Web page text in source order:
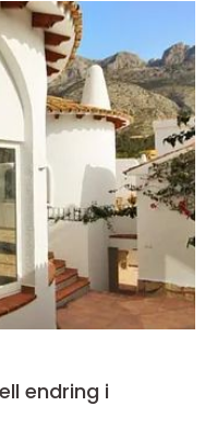
endring i